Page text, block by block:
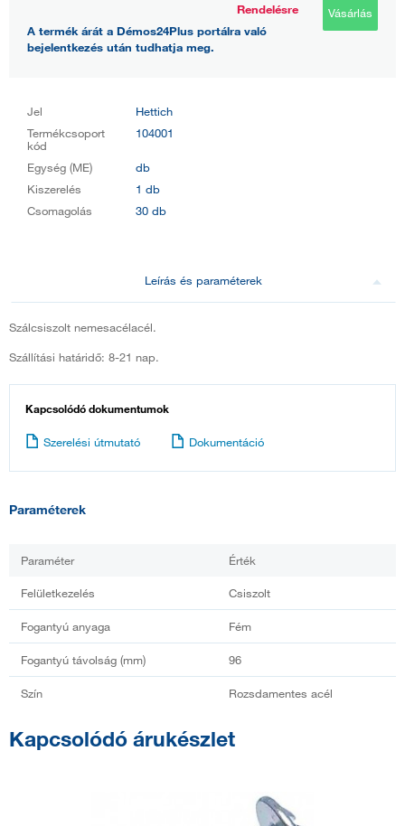
Rendelésre
A termék árát a Démos24Plus portálra való
bejelentkezés után tudhatja meg.
Vásárlás
Jel
Hettich
Termékcsoport
kód
104001
Egység (ME)
db
Kiszerelés
1 db
Csomagolás
30 db
Leírás és paraméterek
Szálcsiszolt nemesacélacél.
Szállítási határidő: 8-21 nap.
Kapcsolódó dokumentumok
Szerelési útmutató Dokumentáció
Paraméterek
Paraméter Érték
Felületkezelés Csiszolt
Fogantyú anyaga Fém
Fogantyú távolság (mm) 96
Szín Rozsdamentes acél
Kapcsolódó árukészlet